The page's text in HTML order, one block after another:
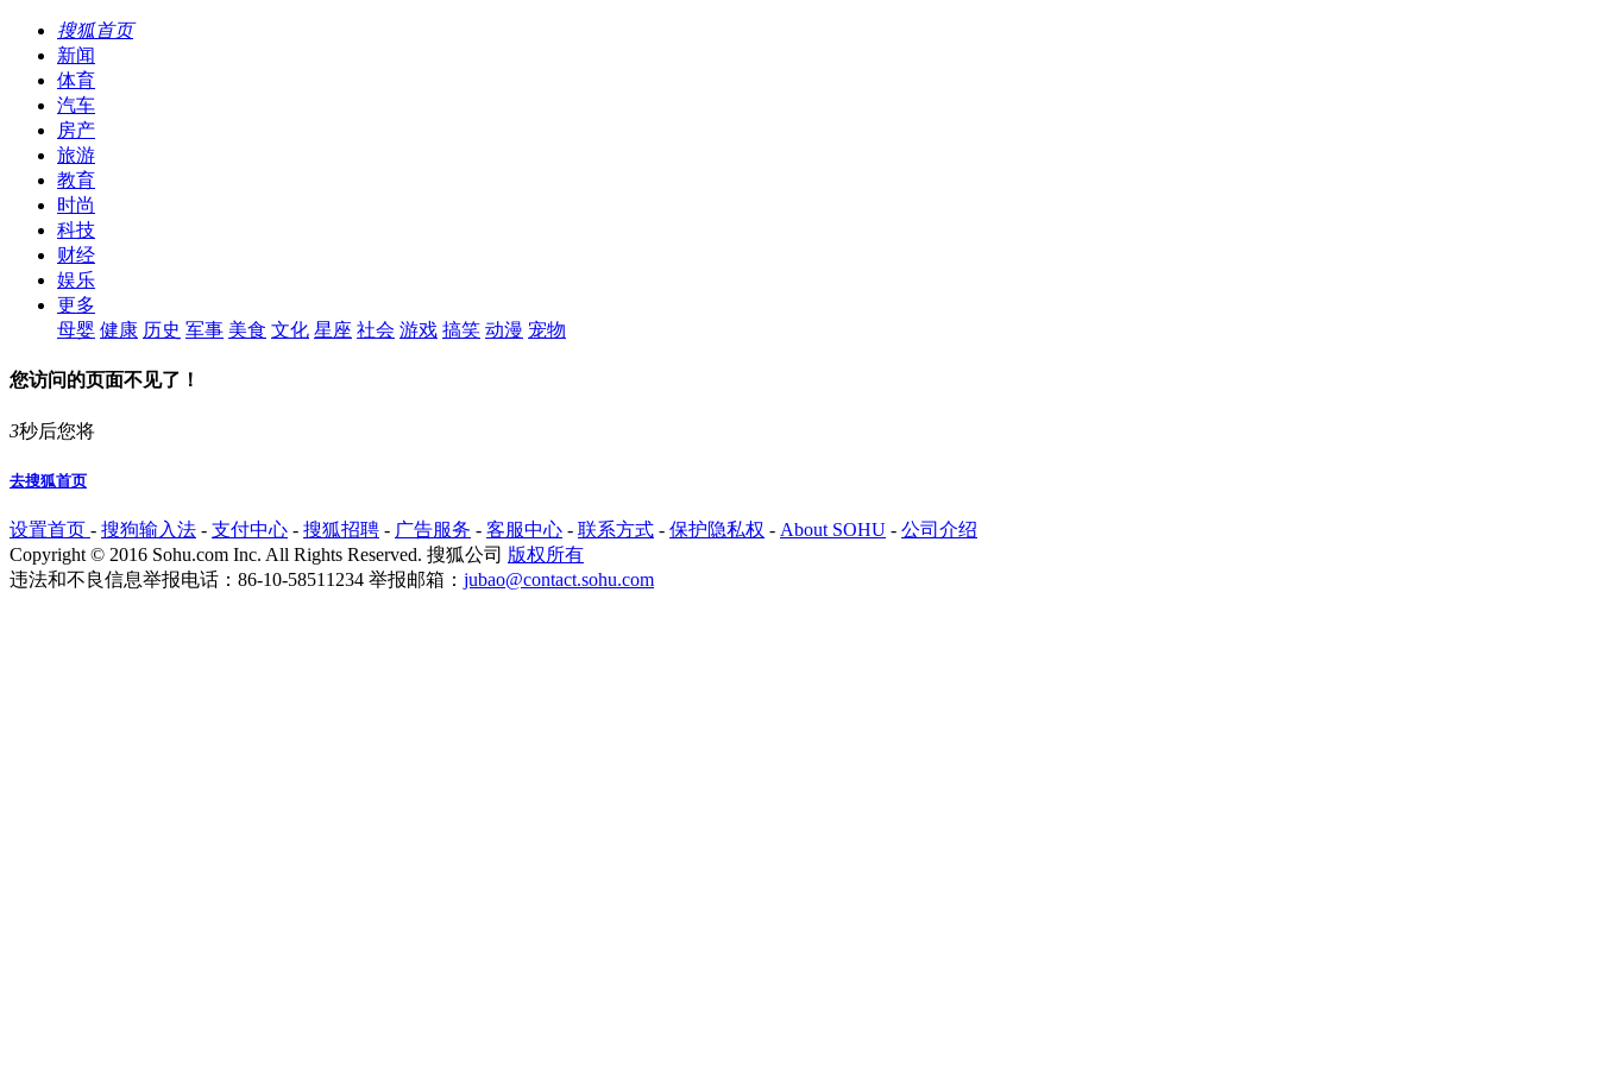
搜狐首页
新闻
体育
汽车
房产
旅游
教育
时尚
科技
财经
娱乐
更多
母婴 健康 历史 军事 美食 文化 星座 社会 游戏 搞笑 动漫 宠物
您访问的页面不见了！
3秒后您将
去搜狐首页
设置首页 - 搜狗输入法 - 支付中心 - 搜狐招聘 - 广告服务 - 客服中心 - 联系方式 - 保护隐私权 - About SOHU - 公司介绍
Copyright © 2016 Sohu.com Inc. All Rights Reserved. 搜狐公司 版权所有
违法和不良信息举报电话：86-10-58511234 举报邮箱： jubao@contact.sohu.com